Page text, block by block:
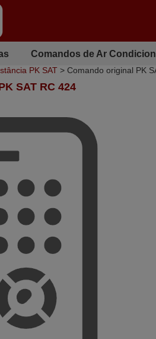
Comandos de Ar
PK SAT > Comando original PK
SAT RC 424